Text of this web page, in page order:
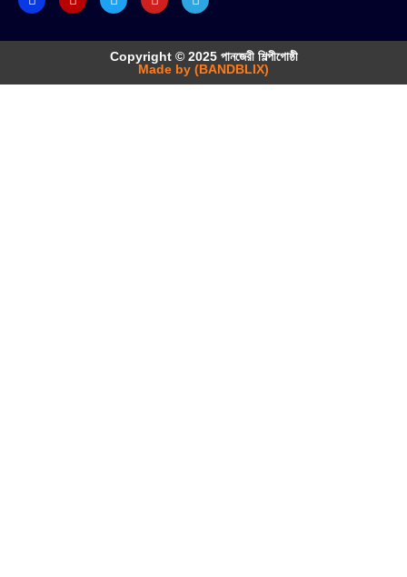
Copyright © 2025 পানজেরী শিল্পীগোষ্ঠী
Made by (BANDBLIX)